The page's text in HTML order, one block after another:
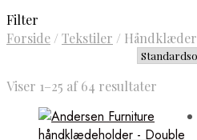
Filter
Forside/ Tekstiler / Håndklæder
Viser 1–25 af 64 resultater